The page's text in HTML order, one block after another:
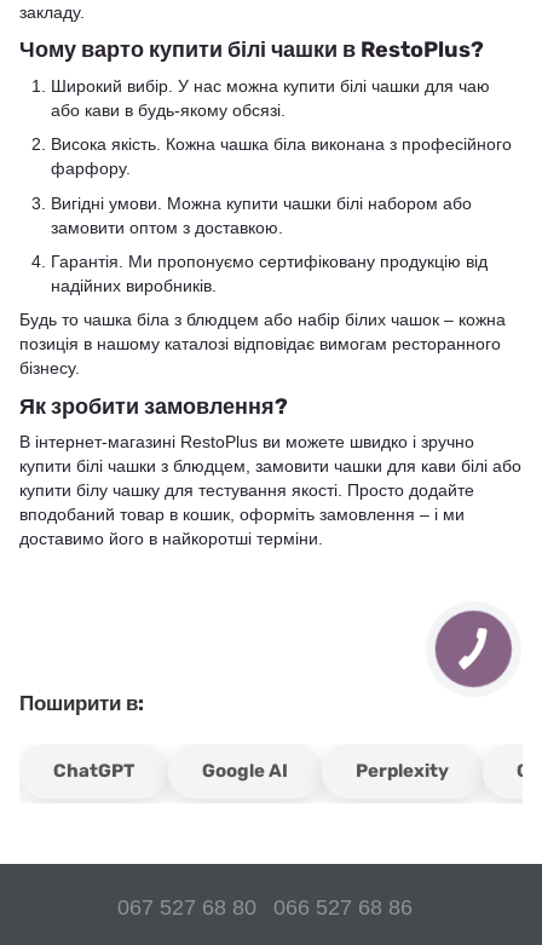
закладу.
Чому варто купити білі чашки в RestoPlus?
Широкий вибір. У нас можна купити білі чашки для чаю
або кави в будь-якому обсязі.
Висока якість. Кожна чашка біла виконана з професійного
фарфору.
Вигідні умови. Можна купити чашки білі набором або
замовити оптом з доставкою.
Гарантія. Ми пропонуємо сертифіковану продукцію від
надійних виробників.
Будь то чашка біла з блюдцем або набір білих чашок – кожна
позиція в нашому каталозі відповідає вимогам ресторанного
бізнесу.
Як зробити замовлення?
В інтернет-магазині RestoPlus ви можете швидко і зручно
купити білі чашки з блюдцем, замовити чашки для кави білі або
купити білу чашку для тестування якості. Просто додайте
вподобаний товар в кошик, оформіть замовлення – і ми
доставимо його в найкоротші терміни.
Поширити в:
ChatGPT Google AI Perplexity
067 527 68 80 066 527 68 86